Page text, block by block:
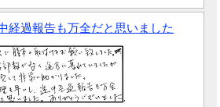
経過報告も万全だと思いました